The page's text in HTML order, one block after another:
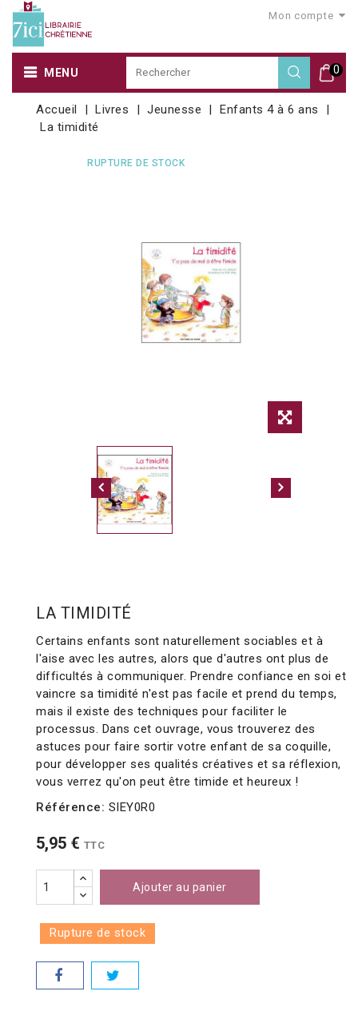
Mon compte
0
MENU
Accueil Livres Jeunesse
Enfants 4 à 6 ans
La timidité
RUPTURE DE STOCK
LA TIMIDITÉ
Certains enfants sont naturellement sociables et à
l'aise avec les autres, alors que d'autres ont plus de
difficultés à communiquer. Prendre confiance en soi et
vaincre sa timidité n'est pas facile et prend du temps,
mais il existe des techniques pour faciliter le
processus. Dans cet ouvrage, vous trouverez des
astuces pour faire sortir votre enfant de sa coquille,
pour développer ses qualités créatives et sa réflexion,
vous verrez qu'on peut être timide et heureux !
Référence: SIEY0R0
5,95 € TTC
Ajouter au panier
Rupture de stock